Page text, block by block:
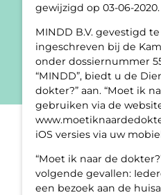
gewijzigd op 03-06-2020.
MINDD B.V. gevestigd
ingeschreven bij de
onder dossiernummer
“MINDD”, biedt u de
dokter?” aan. “Moet ik
gebruiken via de
iOS versies via uw
“Moet ik naar de
volgende gevallen:
een bezoek aan de